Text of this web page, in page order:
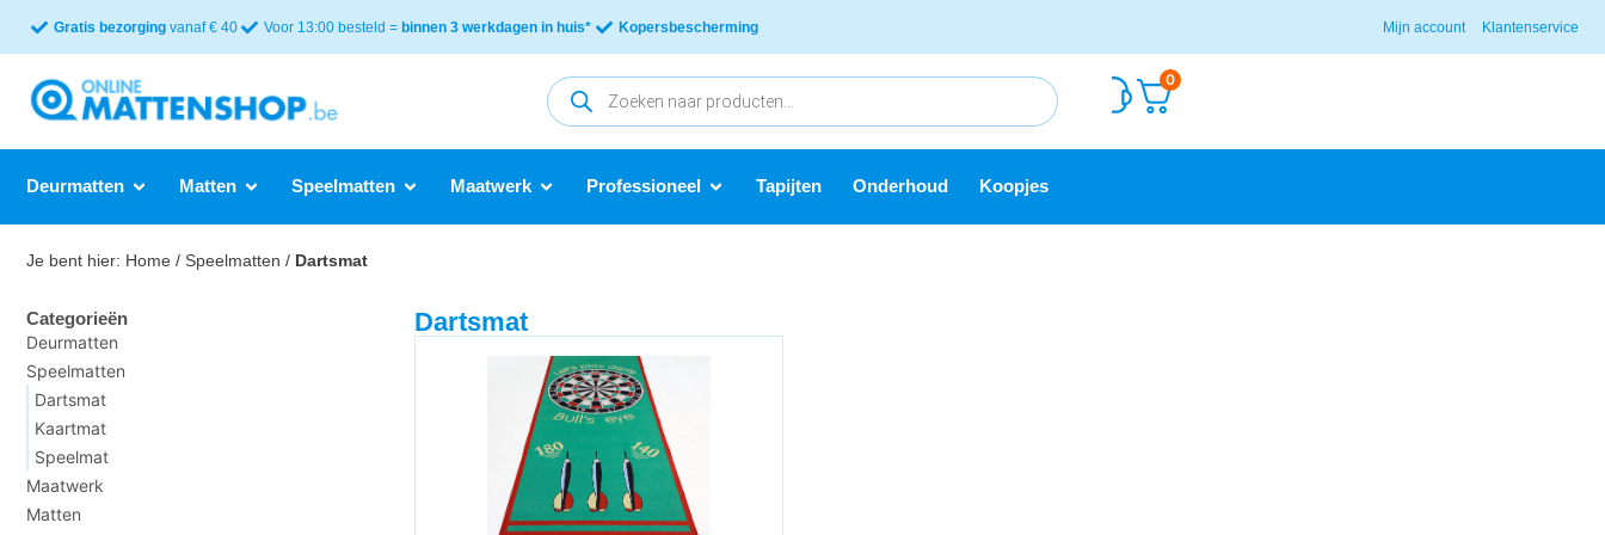
Gratis bezorging vanaf € 40 Voor 13:00 besteld = binnen 3 werkdagen in huis* Kopersbescherming Mijn account Klantenservice
0
Deurmatten Matten Speelmatten Maatwerk Professioneel Tapijten Onderhoud Koopjes
Je bent hier: Home / Speelmatten / Dartsmat
Categorieën
Deurmatten
Speelmatten
Dartsmat
Kaartmat
Speelmat
Maatwerk
Matten
Dartsmat